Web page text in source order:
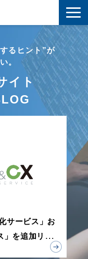
るヒント”が
。
イト
サービス」お
」を追加リリ